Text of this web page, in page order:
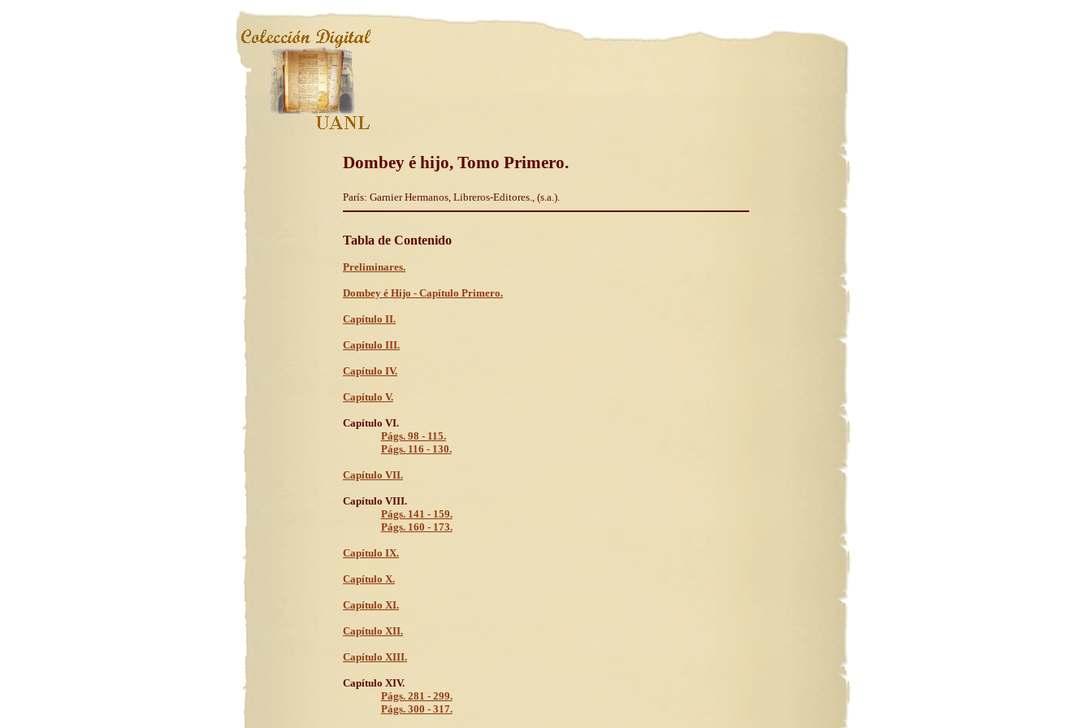
Dombey é hijo, Tomo Primero.
París: Garnier Hermanos, Libreros-Editores., (s.a.).
Tabla de Contenido
Preliminares.
Dombey é Hijo - Capítulo Primero.
Capítulo II.
Capítulo III.
Capítulo IV.
Capítulo V.
Capítulo VI.
Págs. 98 - 115.
Págs. 116 - 130.
Capítulo VII.
Capítulo VIII.
Págs. 141 - 159.
Págs. 160 - 173.
Capítulo IX.
Capítulo X.
Capítulo XI.
Capítulo XII.
Capítulo XIII.
Capítulo XIV.
Págs. 281 - 299.
Págs. 300 - 317.